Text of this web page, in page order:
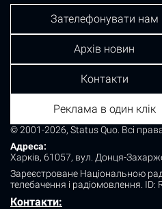
© 2001-2026, Status Quo. Всі
Адреса:
Харків, 61057, вул. Донця-
Зареєстроване Національною
телебачення і радіомовлення. ID:
Контакти:
Зателефонувати нам
Архів новин
Контакти
Реклама в один клік